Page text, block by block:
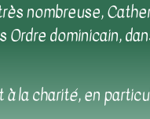
nombreuse,
dominicain,
la charité, en